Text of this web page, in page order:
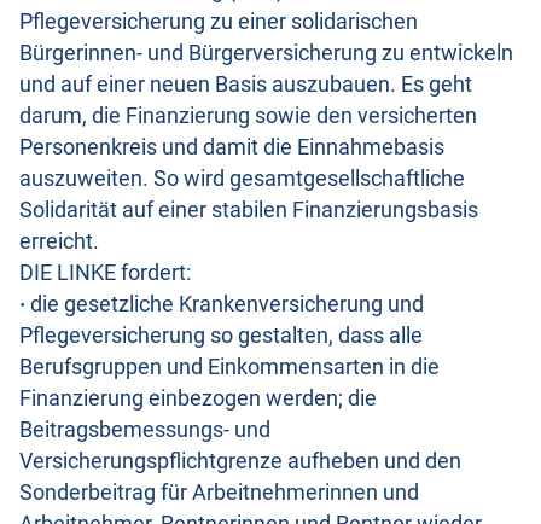
Pflegeversicherung zu einer solidarischen
Bürgerinnen- und Bürgerversicherung zu entwickeln
und auf einer neuen Basis auszubauen. Es geht
darum, die Finanzierung sowie den versicherten
Personenkreis und damit die Einnahmebasis
auszuweiten. So wird gesamtgesellschaftliche
Solidarität auf einer stabilen Finanzierungsbasis
erreicht.
DIE LINKE fordert:
· die gesetzliche Krankenversicherung und
Pflegeversicherung so gestalten, dass alle
Berufsgruppen und Einkommensarten in die
Finanzierung einbezogen werden; die
Beitragsbemessungs- und
Versicherungspflichtgrenze aufheben und den
Sonderbeitrag für Arbeitnehmerinnen und